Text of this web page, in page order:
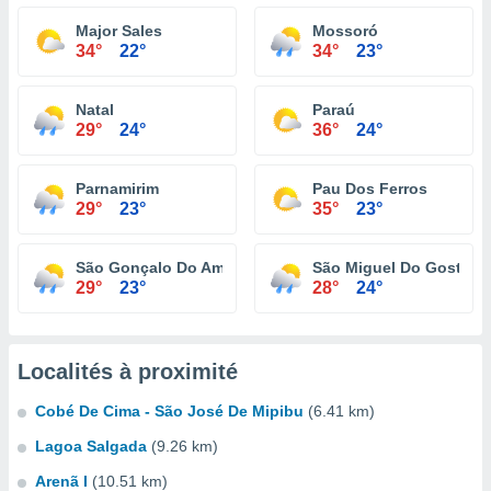
Major Sales
34° 22°
Mossoró
34° 23°
Natal
29° 24°
Paraú
36° 24°
Parnamirim
29° 23°
Pau Dos Ferros
35° 23°
São Gonçalo Do Amarante
29° 23°
São Miguel Do Gostoso
28° 24°
Localités à proximité
Cobé De Cima - São José De Mipibu (6.41 km)
Lagoa Salgada (9.26 km)
Arenã I (10.51 km)